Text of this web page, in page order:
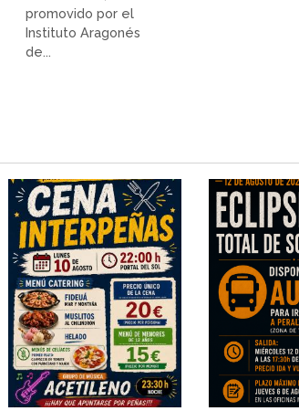
promovido por el
Instituto Aragonés
de...